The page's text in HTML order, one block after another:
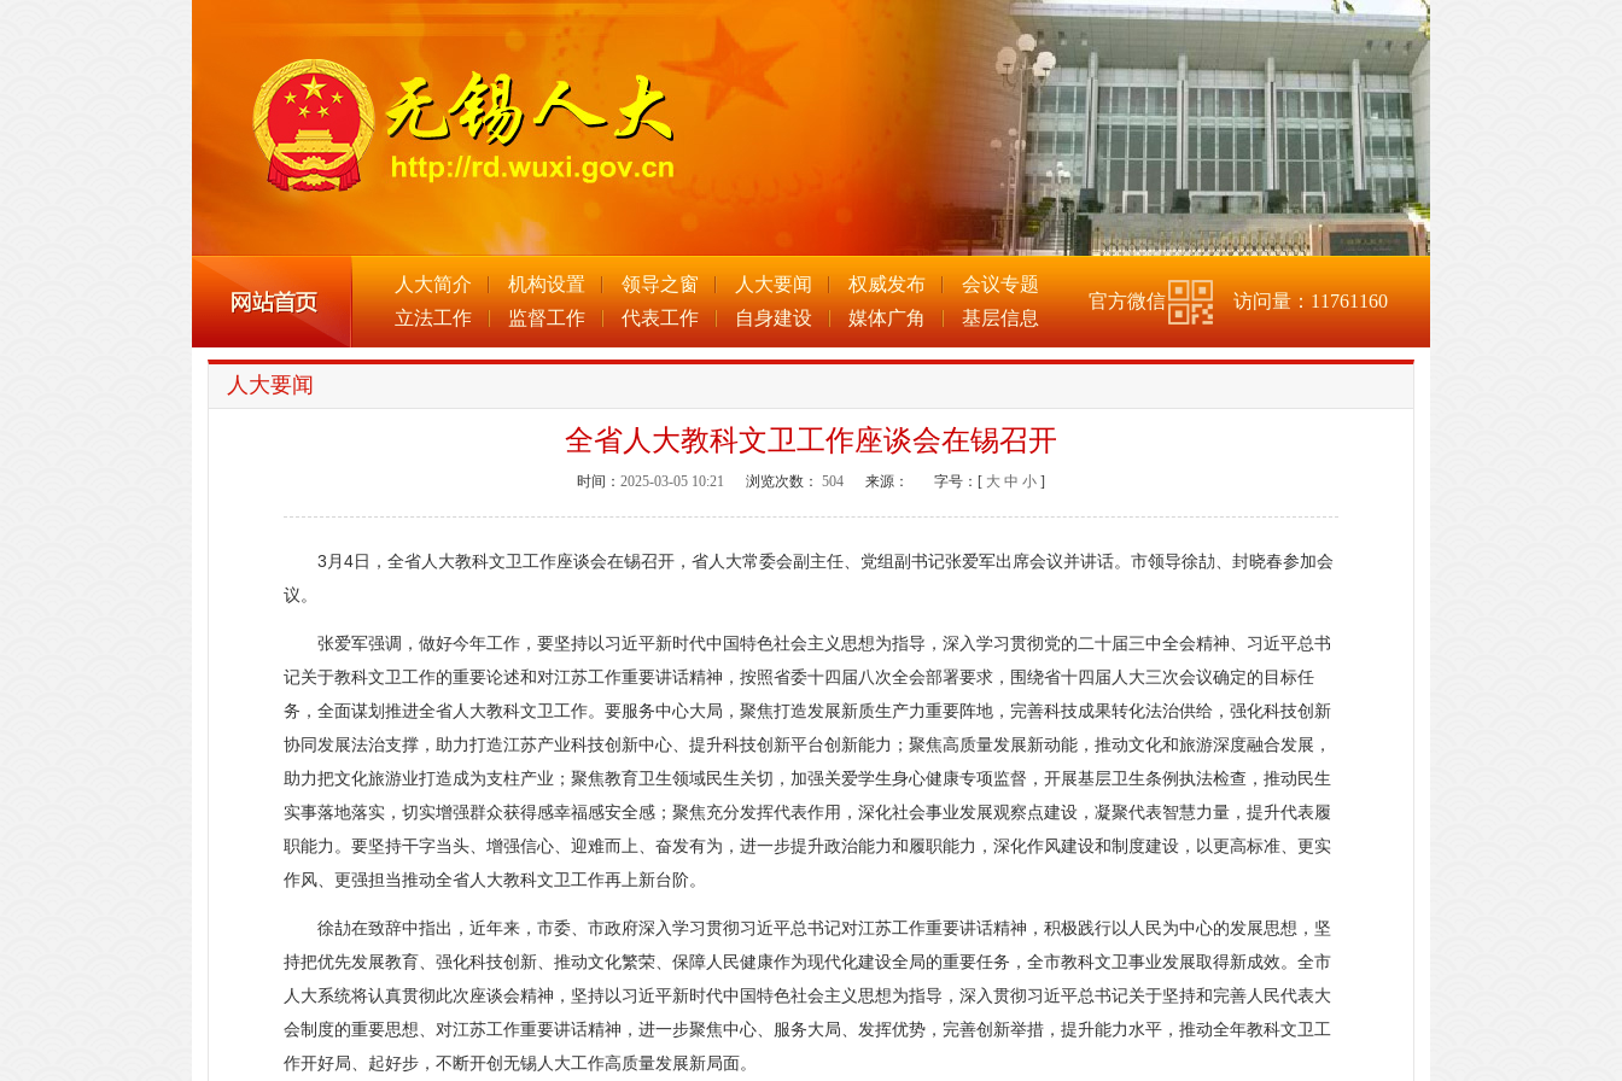
人大简介 机构设置 领导之窗 人大要闻 权威发布
会议专题
立法工作
监督工作 代表工作 自身建设 媒体广角 基层信息
官方微信 访问量： 11761160
人大要闻
全省人大教科文卫工作座谈会在锡召开
时间： 2025-03-05 10:21 浏览次数： 504 来源： 字号：[ 大 中 小 ]
3月4日，全省人大教科文卫工作座谈会在锡召开，省人大常委会副主任、党组副书记张爱军出席会议并讲话。市领导徐劼、封晓春参加会
议。
张爱军强调，做好今年工作，要坚持以习近平新时代中国特色社会主义思想为指导，深入学习贯彻党的二十届三中全会精神、习近平总书
记关于教科文卫工作的重要论述和对江苏工作重要讲话精神，按照省委十四届八次全会部署要求，围绕省十四届人大三次会议确定的目标任
务，全面谋划推进全省人大教科文卫工作。要服务中心大局，聚焦打造发展新质生产力重要阵地，完善科技成果转化法治供给，强化科技创新
协同发展法治支撑，助力打造江苏产业科技创新中心、提升科技创新平台创新能力；聚焦高质量发展新动能，推动文化和旅游深度融合发展，
助力把文化旅游业打造成为支柱产业；聚焦教育卫生领域民生关切，加强关爱学生身心健康专项监督，开展基层卫生条例执法检查，推动民生
实事落地落实，切实增强群众获得感幸福感安全感；聚焦充分发挥代表作用，深化社会事业发展观察点建设，凝聚代表智慧力量，提升代表履
职能力。要坚持干字当头、增强信心、迎难而上、奋发有为，进一步提升政治能力和履职能力，深化作风建设和制度建设，以更高标准、更实
作风、更强担当推动全省人大教科文卫工作再上新台阶。
徐劼在致辞中指出，近年来，市委、市政府深入学习贯彻习近平总书记对江苏工作重要讲话精神，积极践行以人民为中心的发展思想，坚
持把优先发展教育、强化科技创新、推动文化繁荣、保障人民健康作为现代化建设全局的重要任务，全市教科文卫事业发展取得新成效。全市
人大系统将认真贯彻此次座谈会精神，坚持以习近平新时代中国特色社会主义思想为指导，深入贯彻习近平总书记关于坚持和完善人民代表大
会制度的重要思想、对江苏工作重要讲话精神，进一步聚焦中心、服务大局、发挥优势，完善创新举措，提升能力水平，推动全年教科文卫工
作开好局、起好步，不断开创无锡人大工作高质量发展新局面。